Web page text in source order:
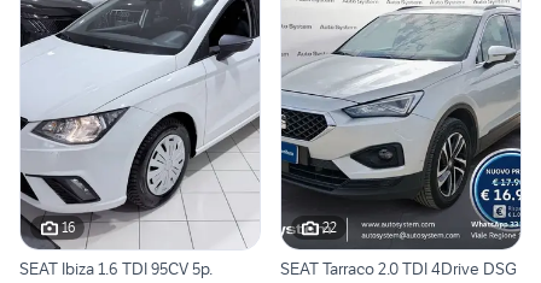
16
SEAT Ibiza 1.6 TDI 95CV 5p.
22
SEAT Tarraco 2.0 TDI 4Drive DSG